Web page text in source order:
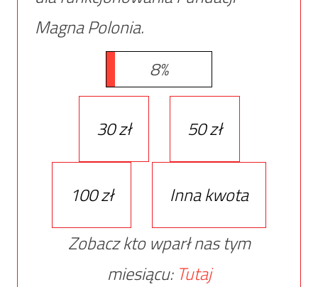
Magna Polonia.
8%
30 zł 50 zł
100 zł
Inna kwota
Zobacz kto wparł nas tym
miesiącu: Tutaj